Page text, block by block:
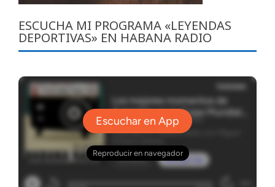
ESCUCHA MI PROGRAMA «LEYENDAS
DEPORTIVAS» EN HABANA RADIO